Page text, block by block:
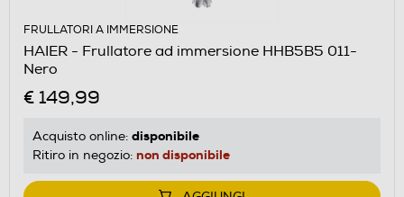
FRULLATORI A IMMERSIONE
HAIER - Frullatore ad immersione HHB5B5 011-
Nero
€ 149,99
Acquisto online: disponibile
Ritiro in negozio: non disponibile